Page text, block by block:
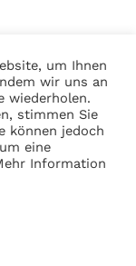
um Ihnen
wir uns an
wiederholen.
stimmen Sie
können jedoch
eine
Information